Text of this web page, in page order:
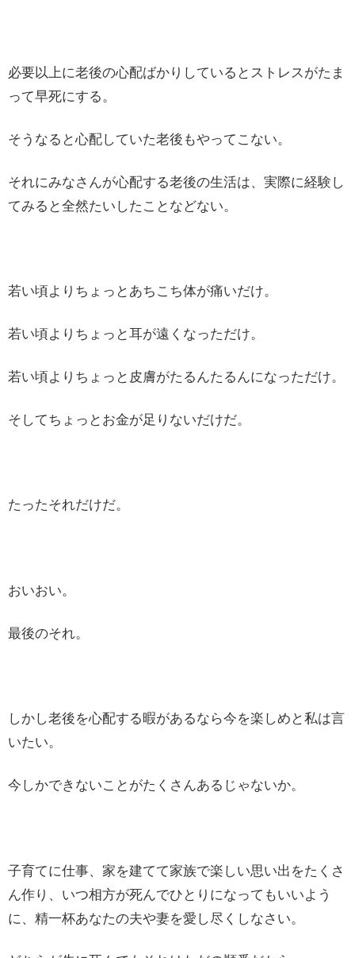
必要以上に老後の心配ばかりしているとストレスがたま
って早死にする。
そうなると心配していた老後もやってこない。
それにみなさんが心配する老後の生活は、実際に経験し
てみると全然たいしたことなどない。
若い頃よりちょっとあちこち体が痛いだけ。
若い頃よりちょっと耳が遠くなっただけ。
若い頃よりちょっと皮膚がたるんたるんになっただけ。
そしてちょっとお金が足りないだけだ。
たったそれだけだ。
おいおい。
最後のそれ。
しかし老後を心配する暇があるなら今を楽しめと私は言
いたい。
今しかできないことがたくさんあるじゃないか。
子育てに仕事、家を建てて家族で楽しい思い出をたくさ
ん作り、いつ相方が死んでひとりになってもいいよう
に、精一杯あなたの夫や妻を愛し尽くしなさい。